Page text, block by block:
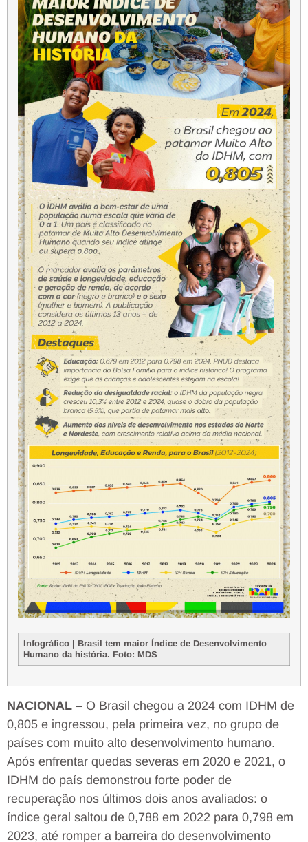
Infográfico | Brasil tem maior Índice de Desenvolvimento
Humano da história. Foto: MDS
NACIONAL – O Brasil chegou a 2024 com IDHM de
0,805 e ingressou, pela primeira vez, no grupo de
países com muito alto desenvolvimento humano.
Após enfrentar quedas severas em 2020 e 2021, o
IDHM do país demonstrou forte poder de
recuperação nos últimos dois anos avaliados: o
índice geral saltou de 0,788 em 2022 para 0,798 em
2023, até romper a barreira do desenvolvimento